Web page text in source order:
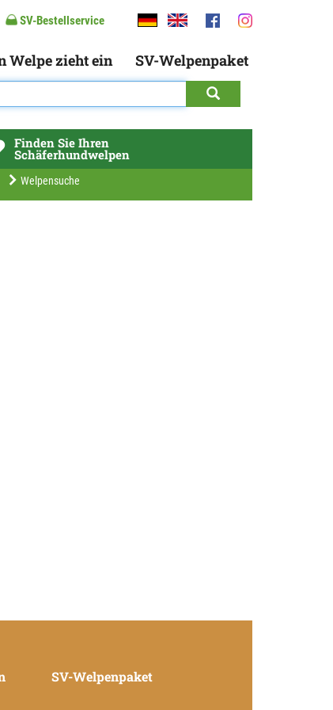
SV-Bestellservice
Welpe zieht ein SV-Welpenpaket
Finden Sie Ihren
Schäferhundwelpen
Welpensuche
SV-Welpenpaket